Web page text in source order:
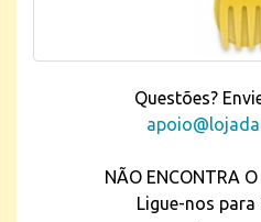
Questões?
NÃO ENCONTRA O
Ligue-nos para